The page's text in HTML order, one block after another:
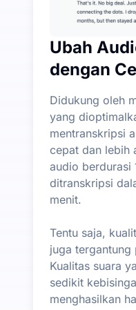
Ubah
dengan
Didukung oleh
yang
mentranskripsi
cepat dan lebih
audio berdurasi
ditranskripsi
menit.
Tentu saja,
juga
Kualitas suara
sedikit
menghasilkan